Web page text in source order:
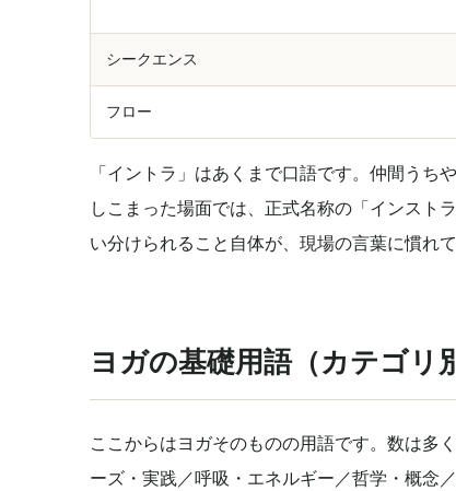
シークエンス
フロー
「イントラ」はあくまで口語です。仲間う
しこまった場面では、正式名称の「インスト
い分けられること自体が、現場の言葉に慣れ
ヨガの基礎用語（カテゴリ
ここからはヨガそのものの用語です。数は多
ーズ・実践／呼吸・エネルギー／哲学・概念